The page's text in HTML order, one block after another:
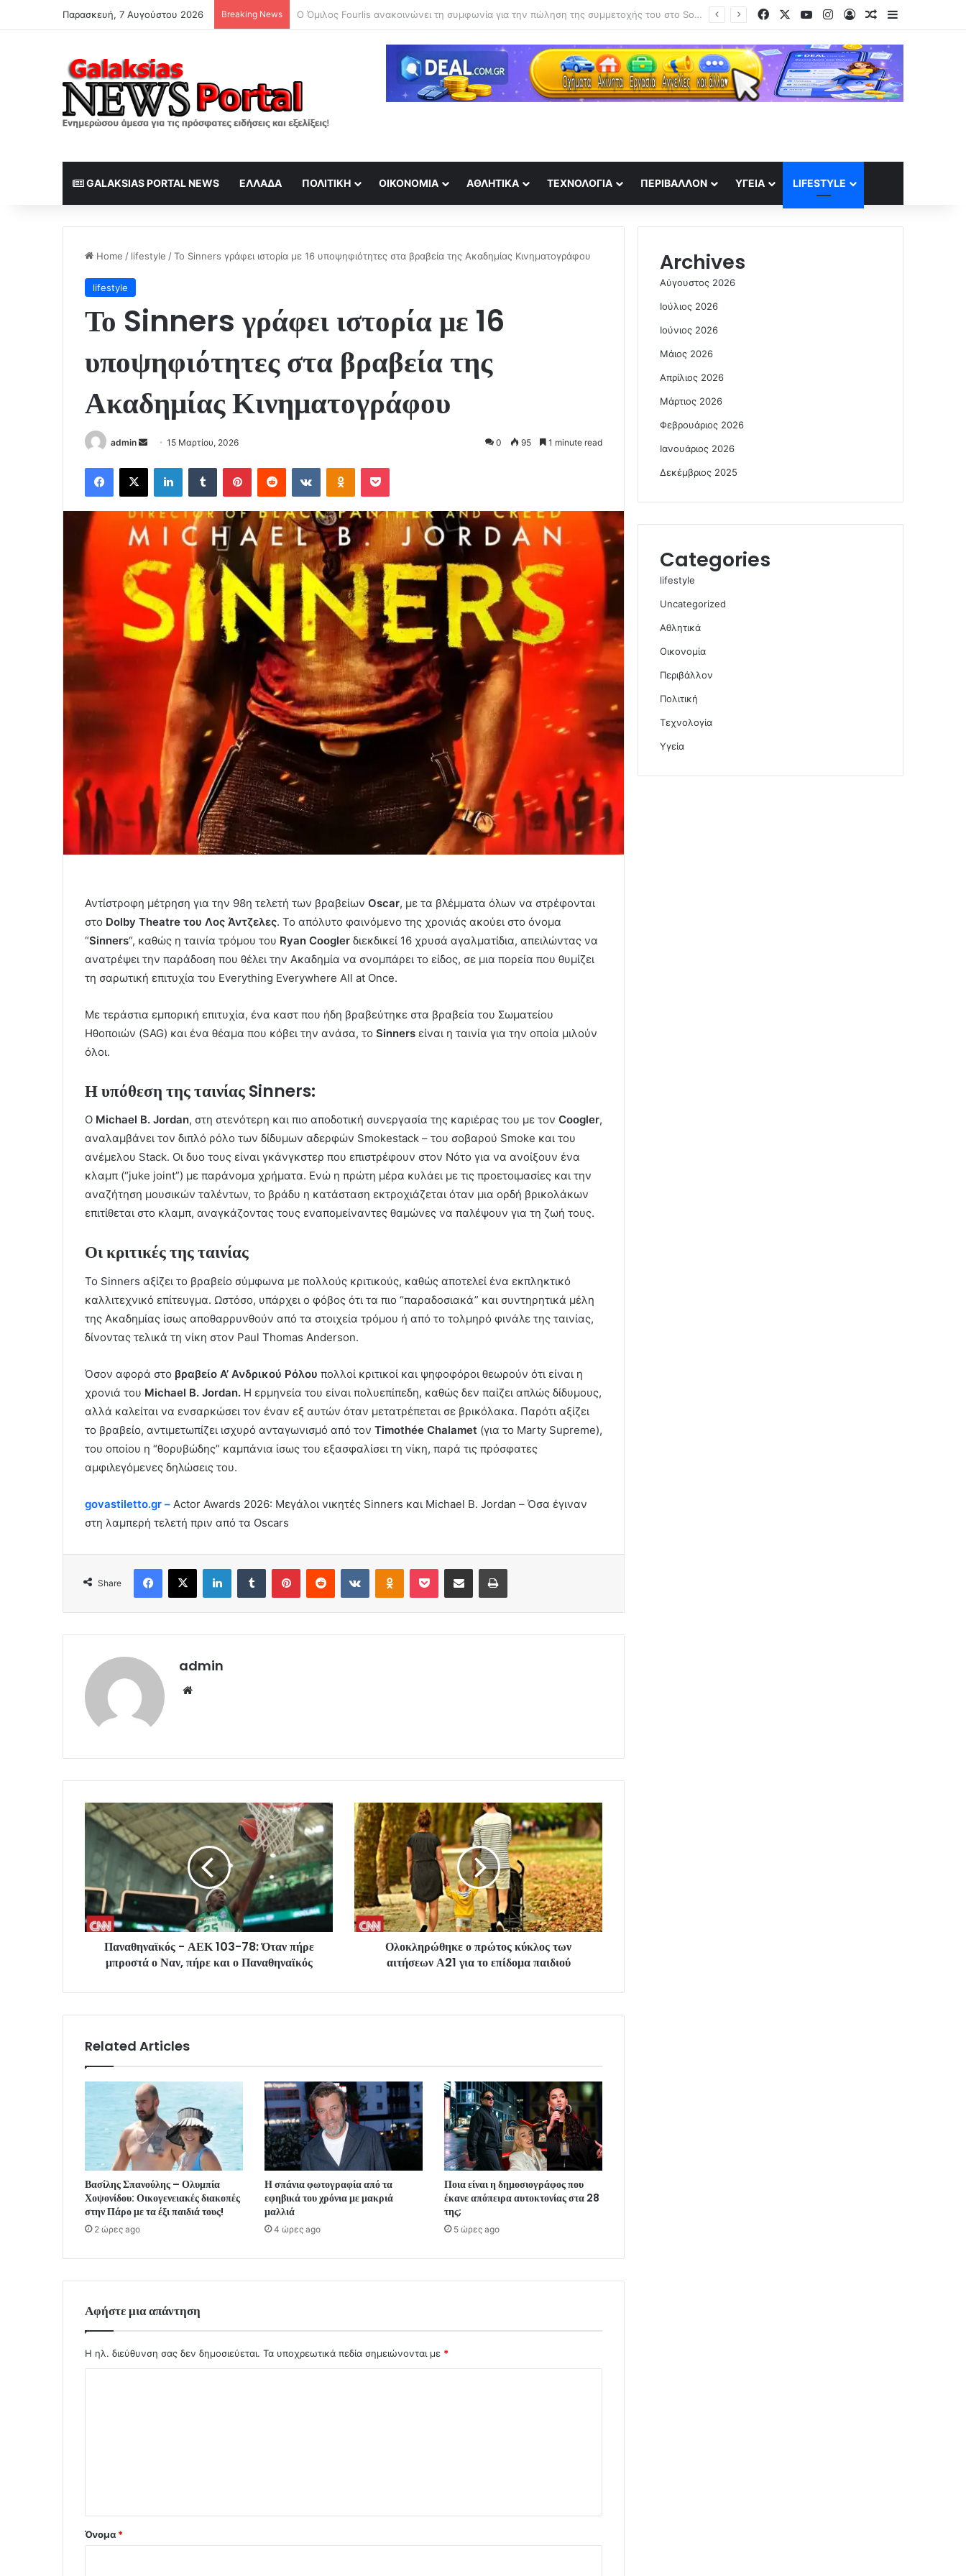
Παρασκευή, 7 Αυγούστου 2026 Breaking News ΣΕΦ: Το Ελεγκτικό ακύρωσε τον διαγωνισμό για ενεργειακη αναβάθμιση – Ορισε νέο για τις 10 Σεπτέμβρη FacebookYouTubeInstagram
Log InRandom Article
Sidebar
GALAKSIAS PORTAL NEWS ΕΛΛΆΔΑ ΠΟΛΙΤΙΚΉ ΟΙΚΟΝΟΜΊΑ ΑΘΛΗΤΙΚΆ ΤΕΧΝΟΛΟΓΊΑ ΠΕΡΙΒΆΛΛΟΝ ΥΓΕΊΑ LIFESTYLE
Home / lifestyle /Το Sinners γράφει ιστορία με 16 υποψηφιότητες στα βραβεία της Ακαδημίας Κινηματογράφου
lifestyle
Το Sinners γράφει ιστορία με 16
υποψηφιότητες στα βραβεία της
Ακαδημίας Κινηματογράφου
admin
Send
email
15 Μαρτίου, 2026 0 95 1 minute read
Facebook
X LinkedInTumblr PinterestReddit VKontakteOdnoklassniki
Pocket
Αντίστροφη μέτρηση για την 98η τελετή των βραβείων Oscar, με τα βλέμματα όλων να στρέφονται
στο Dolby Theatre του Λος Άντζελες. Το απόλυτο φαινόμενο της χρονιάς ακούει στο όνομα
“Sinners“, καθώς η ταινία τρόμου του Ryan Coogler διεκδικεί 16 χρυσά αγαλματίδια, απειλώντας να
ανατρέψει την παράδοση που θέλει την Ακαδημία να σνομπάρει το είδος, σε μια πορεία που θυμίζει
τη σαρωτική επιτυχία του Everything Everywhere All at Once.
Με τεράστια εμπορική επιτυχία, ένα καστ που ήδη βραβεύτηκε στα βραβεία του Σωματείου
Ηθοποιών (SAG) και ένα θέαμα που κόβει την ανάσα, το Sinners είναι η ταινία για την οποία μιλούν
όλοι.
Η υπόθεση της ταινίας Sinners:
Ο Michael B. Jordan, στη στενότερη και πιο αποδοτική συνεργασία της καριέρας του με τον Coogler,
αναλαμβάνει τον διπλό ρόλο των δίδυμων αδερφών Smokestack – του σοβαρού Smoke και του
ανέμελου Stack. Οι δυο τους είναι γκάνγκστερ που επιστρέφουν στον Νότο για να ανοίξουν ένα
κλαμπ (“juke joint”) με παράνομα χρήματα. Ενώ η πρώτη μέρα κυλάει με τις προετοιμασίες και την
αναζήτηση μουσικών ταλέντων, το βράδυ η κατάσταση εκτροχιάζεται όταν μια ορδή βρικολάκων
επιτίθεται στο κλαμπ, αναγκάζοντας τους εναπομείναντες θαμώνες να παλέψουν για τη ζωή τους.
Οι κριτικές της ταινίας
Το Sinners αξίζει το βραβείο σύμφωνα με πολλούς κριτικούς, καθώς αποτελεί ένα εκπληκτικό
καλλιτεχνικό επίτευγμα. Ωστόσο, υπάρχει ο φόβος ότι τα πιο “παραδοσιακά” και συντηρητικά μέλη
της Ακαδημίας ίσως αποθαρρυνθούν από τα στοιχεία τρόμου ή από το τολμηρό φινάλε της ταινίας,
δίνοντας τελικά τη νίκη στον Paul Thomas Anderson.
Όσον αφορά στο βραβείο Α’ Ανδρικού Ρόλου πολλοί κριτικοί και ψηφοφόροι θεωρούν ότι είναι η
χρονιά του Michael B. Jordan. Η ερμηνεία του είναι πολυεπίπεδη, καθώς δεν παίζει απλώς δίδυμους,
αλλά καλείται να ενσαρκώσει τον έναν εξ αυτών όταν μετατρέπεται σε βρικόλακα. Παρότι αξίζει
το βραβείο, αντιμετωπίζει ισχυρό ανταγωνισμό από τον Timothée Chalamet (για το Marty Supreme),
του οποίου η “θορυβώδης” καμπάνια ίσως του εξασφαλίσει τη νίκη, παρά τις πρόσφατες
αμφιλεγόμενες δηλώσεις του.
govastiletto.gr – Actor Awards 2026: Μεγάλοι νικητές Sinners και Michael B. Jordan – Όσα έγιναν
στη λαμπερή τελετή πριν από τα Oscars
Share
Facebook
X LinkedInTumblr PinterestReddit VKontakteOdnoklassniki
Pocket Share via Email Print
admin
Παναθηναϊκός - ΑΕΚ 103-78: Όταν πήρε
μπροστά ο Ναν, πήρε και ο Παναθηναϊκός
Ολοκληρώθηκε ο πρώτος κύκλος των
αιτήσεων Α21 για το επίδομα παιδιού
Related Articles
Βασίλης Σπανούλης – Ολυμπία
Χοψονίδου: Οικογενειακές διακοπές
στην Πάρο με τα έξι παιδιά τους!
2 ώρες ago
Η σπάνια φωτογραφία από τα
εφηβικά του χρόνια με μακριά
μαλλιά
4 ώρες ago
Ποια είναι η δημοσιογράφος που
έκανε απόπειρα αυτοκτονίας στα 28
της;
5 ώρες ago
Αφήστε μια απάντηση
Η ηλ. διεύθυνση σας δεν δημοσιεύεται. Τα υποχρεωτικά πεδία σημειώνονται με *
Όνομα *
Archives
Αύγουστος 2026
Ιούλιος 2026
Ιούνιος 2026
Μάιος 2026
Απρίλιος 2026
Μάρτιος 2026
Φεβρουάριος 2026
Ιανουάριος 2026
Δεκέμβριος 2025
Categories
lifestyle
Uncategorized
Αθλητικά
Οικονομία
Περιβάλλον
Πολιτική
Τεχνολογία
Υγεία